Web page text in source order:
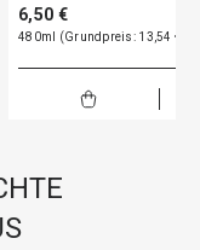
6,50 €
480ml (Grundpreis: 13,54 €